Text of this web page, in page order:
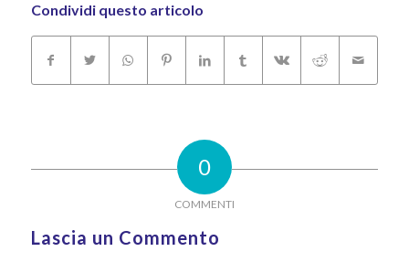
Condividi questo articolo
0
COMMENTI
Lascia un Commento